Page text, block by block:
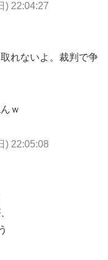
) 22:04:27
れないよ。裁判で争
ｗ
) 22:05:08